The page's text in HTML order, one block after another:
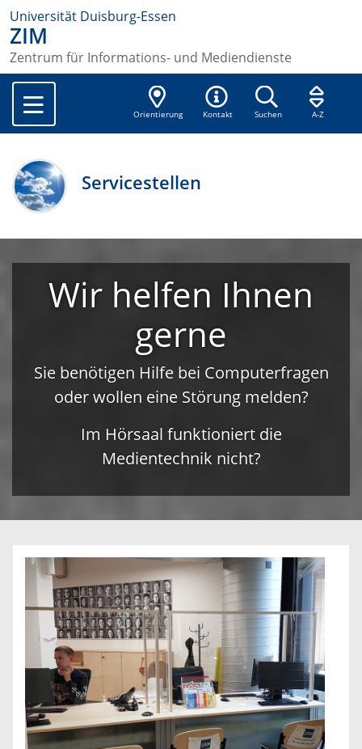
Universität Duisburg-Essen
ZIM
Zentrum für Informations- und Mediendienste
Orientierung Kontakt Suchen A-Z
Servicestellen
Wir helfen Ihnen
gerne
Sie benötigen Hilfe bei Computerfragen
oder wollen eine Störung melden?
Im Hörsaal funktioniert die
Medientechnik nicht?